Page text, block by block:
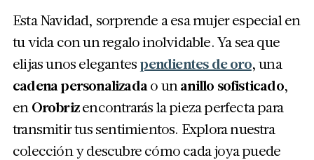
Esta Navidad, sorprende a esa mujer especial en
tu vida con un regalo inolvidable. Ya sea que
elijas unos elegantes pendientes de oro, una
cadena personalizada o un anillo sofisticado,
en Orobrizencontrarás la pieza perfecta para
transmitir tus sentimientos. Explora nuestra
colección y descubre cómo cada joya puede